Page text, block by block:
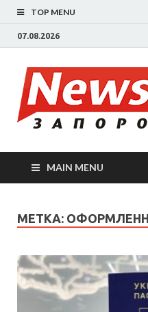
TOP MENU
07.08.2026
MAIN MENU
МЕТКА: